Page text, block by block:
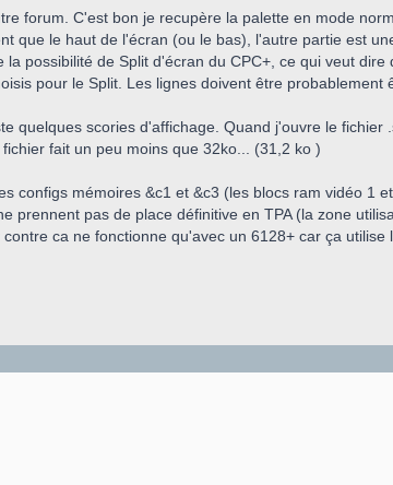
forum. C'est bon je recupère la palette en mode
que le haut de l'écran (ou le bas), l'autre partie est
la possibilité de Split d'écran du CPC+, ce qui veut
pour le Split. Les lignes doivent être
quelques scories d'affichage. Quand j'ouvre le
fait un peu moins que 32ko... (31,2 ko )
configs mémoires &c1 et &c3 (les blocs ram vidéo 1
prennent pas de place définitive en TPA (la zone
ca ne fonctionne qu'avec un 6128+ car ça